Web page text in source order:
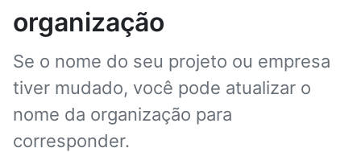
organização
Se o nome do seu projeto ou empresa
tiver mudado, você pode atualizar o
nome da organização para
corresponder.